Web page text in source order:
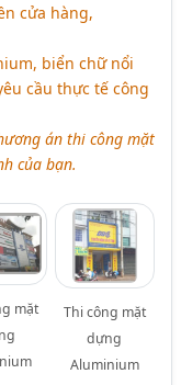
cửa hàng,
biển chữ nổi
cầu thực tế công
án thi công mặt
của bạn.
mặt
Thi công mặt
dựng
Aluminium